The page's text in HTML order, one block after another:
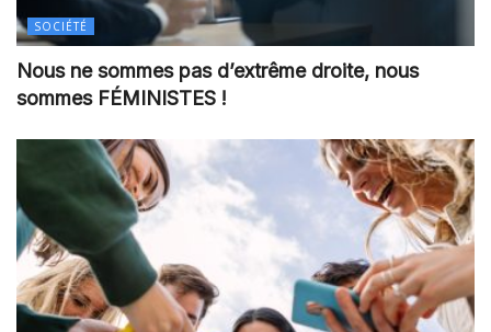
SOCIÉTÉ
Nous ne sommes pas d’extrême droite, nous
sommes FÉMINISTES !